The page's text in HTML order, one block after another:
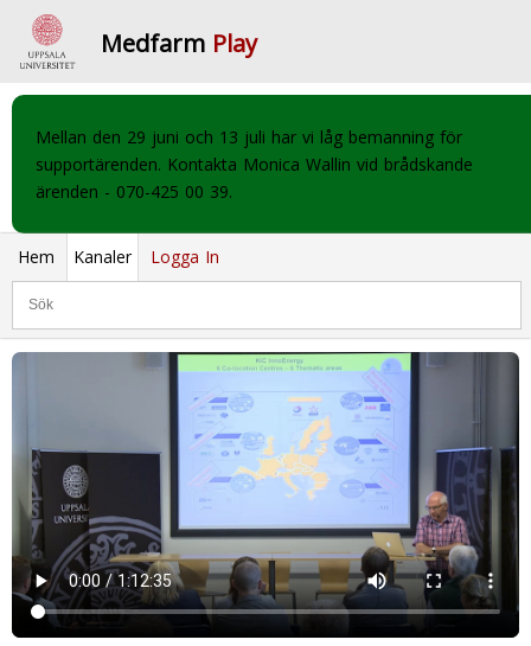
Medfarm Play
Mellan den 29 juni och 13 juli har vi låg bemanning för
supportärenden. Kontakta Monica Wallin vid brådskande
ärenden - 070-425 00 39.
Hem Kanaler Logga In